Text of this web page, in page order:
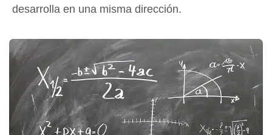
desarrolla en una misma dirección.